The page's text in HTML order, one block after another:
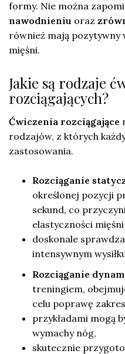
formy. Nie można
nawodnieniu oraz
również mają pozytywny
mięśni.
Jakie są rodzaje
rozciągających?
Ćwiczenia rozciągające
rodzajów, z których
zastosowania.
Rozciąganie
określonej pozycji
sekund, co
elastyczności
doskonale
intensywnym
Rozciąganie
treningiem,
celu poprawę
przykładami mogą
wymachy nóg,
skutecznie